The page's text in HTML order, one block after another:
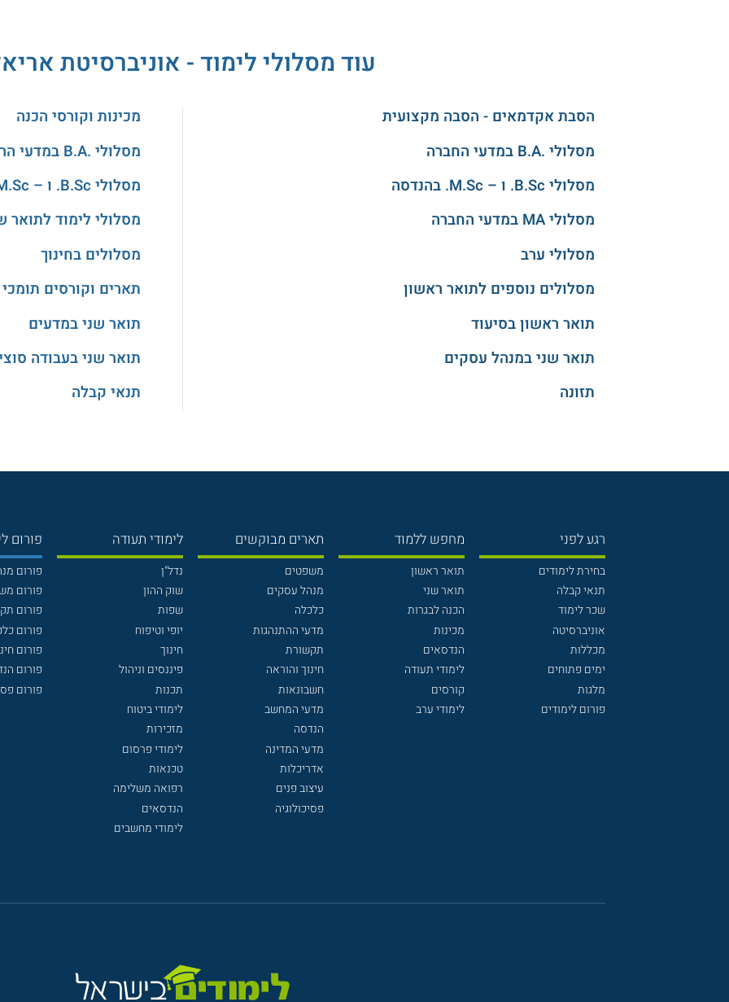
עוד מסלולי לימוד - אוניברסיטת
הסבת אקדמאים - הסבה מקצועית
מסלולי .B.A במדעי החברה
מסלולי B.Sc. ו – M.Sc. בהנדסה
מסלולי MA במדעי החברה
מסלולי ערב
מסלולים נוספים לתואר ראשון
תואר ראשון בסיעוד
תואר שני במנהל עסקים
תזונה
מכינות וקורסי הכנה
מסלולי .B.A במדעי הרוח והאמנויות
מסלולי B.Sc. ו – M.Sc. במדעים
מסלולי לימוד לתואר
מסלולים בחינוך
תארים וקורסים
תואר שני במדעים
תואר שני בעבודה
תנאי קבלה
רגע לפני
בחירת לימודים
תנאי קבלה
שכר לימוד
אוניברסיטה
מכללות
ימים פתוחים
מלגות
פורום לימודים
מחפש ללמוד
תואר ראשון
תואר שני
הכנה לבגרות
מכינות
הנדסאים
לימודי תעודה
קורסים
לימודי ערב
תארים מבוקשים
משפטים
מנהל עסקים
כלכלה
מדעי ההתנהגות
תקשורת
חינוך והוראה
חשבונאות
מדעי המחשב
הנדסה
מדעי המדינה
אדריכלות
עיצוב פנים
פסיכולוגיה
לימודי תעודה
נדל"ן
שוק ההון
שפות
יופי וטיפוח
חינוך
פיננסים וניהול
תכנות
לימודי ביטוח
מזכירות
לימודי פרסום
טכנאות
רפואה משלימה
הנדסאים
לימודי מחשבים
פורום
פורום
פורום
פורום
פורום
פורום
פורום
פורום